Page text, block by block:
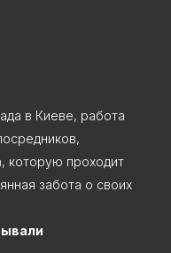
в Киеве, работа
, которую проходит
забота о своих